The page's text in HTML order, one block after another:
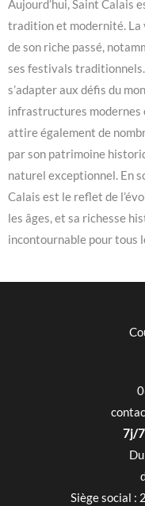
Aujourd’hui, Saint Calais
tradition et modernité. La
de son riche passé,
ses festivals traditionnels.
s’adapter aux défis du
infrastructures modernes
attire également de
par son patrimoine
naturel exceptionnel. En
Calais est le reflet de
les âges, et sa richesse
incontournable pour tous
7j/7
Siège social :